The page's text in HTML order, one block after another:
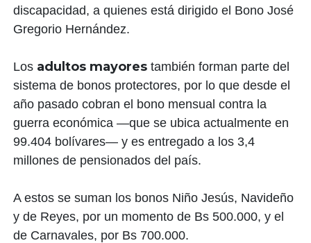
discapacidad, a quienes está dirigido el Bono José
Gregorio Hernández.
Los adultos mayorestambién forman parte del
sistema de bonos protectores, por lo que desde el
año pasado cobran el bono mensual contra la
guerra económica —que se ubica actualmente en
99.404 bolívares— y es entregado a los 3,4
millones de pensionados del país.
A estos se suman los bonos Niño Jesús, Navideño
y de Reyes, por un momento de Bs 500.000, y el
de Carnavales, por Bs 700.000.